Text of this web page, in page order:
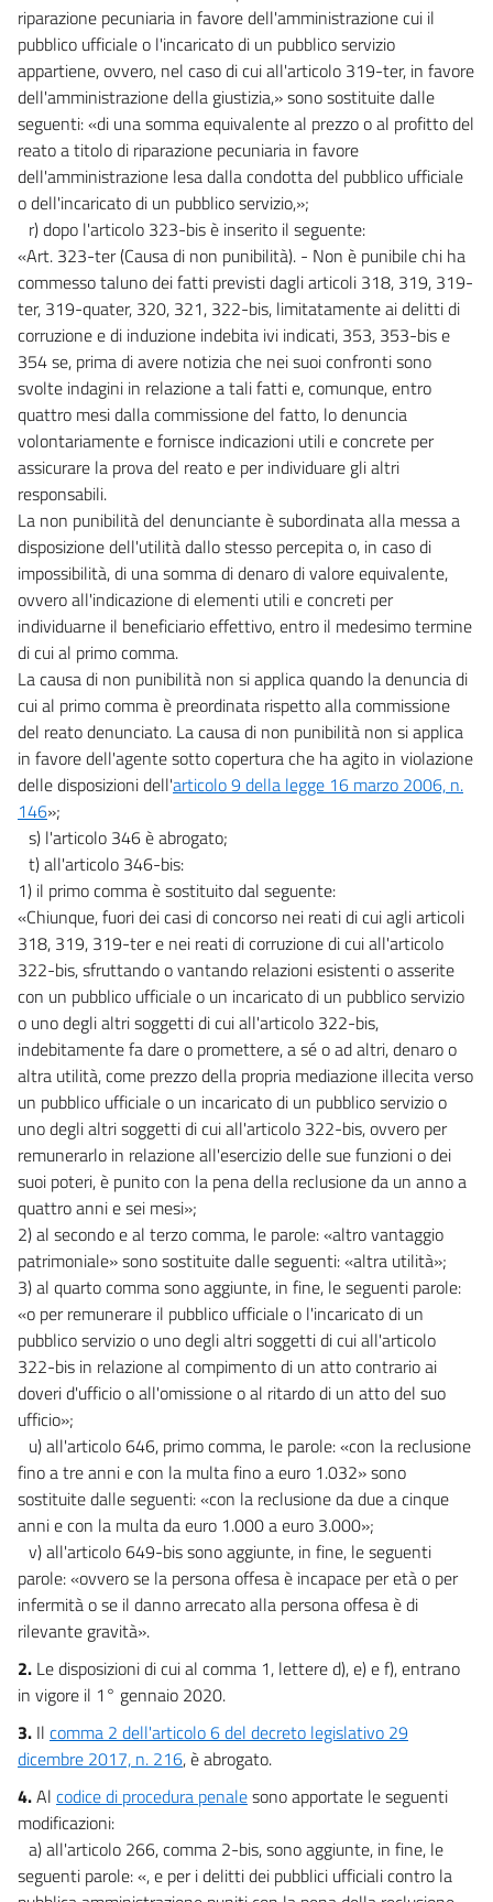
riparazione pecuniaria in favore dell'amministrazione cui il
pubblico ufficiale o l'incaricato di un pubblico servizio
appartiene, ovvero, nel caso di cui all'articolo 319-ter, in favore
dell'amministrazione della giustizia,» sono sostituite dalle
seguenti: «di una somma equivalente al prezzo o al profitto del
reato a titolo di riparazione pecuniaria in favore
dell'amministrazione lesa dalla condotta del pubblico ufficiale
o dell'incaricato di un pubblico servizio,»;
r) dopo l'articolo 323-bis è inserito il seguente:
«Art. 323-ter (Causa di non punibilità). - Non è punibile chi ha
commesso taluno dei fatti previsti dagli articoli 318, 319, 319-
ter, 319-quater, 320, 321, 322-bis, limitatamente ai delitti di
corruzione e di induzione indebita ivi indicati, 353, 353-bis e
354 se, prima di avere notizia che nei suoi confronti sono
svolte indagini in relazione a tali fatti e, comunque, entro
quattro mesi dalla commissione del fatto, lo denuncia
volontariamente e fornisce indicazioni utili e concrete per
assicurare la prova del reato e per individuare gli altri
responsabili.
La non punibilità del denunciante è subordinata alla messa a
disposizione dell'utilità dallo stesso percepita o, in caso di
impossibilità, di una somma di denaro di valore equivalente,
ovvero all'indicazione di elementi utili e concreti per
individuarne il beneficiario effettivo, entro il medesimo termine
di cui al primo comma.
La causa di non punibilità non si applica quando la denuncia di
cui al primo comma è preordinata rispetto alla commissione
del reato denunciato. La causa di non punibilità non si applica
in favore dell'agente sotto copertura che ha agito in violazione
delle disposizioni dell'articolo 9 della legge 16 marzo 2006, n.
146»;
s) l'articolo 346 è abrogato;
t) all'articolo 346-bis:
1) il primo comma è sostituito dal seguente:
«Chiunque, fuori dei casi di concorso nei reati di cui agli articoli
318, 319, 319-ter e nei reati di corruzione di cui all'articolo
322-bis, sfruttando o vantando relazioni esistenti o asserite
con un pubblico ufficiale o un incaricato di un pubblico servizio
o uno degli altri soggetti di cui all'articolo 322-bis,
indebitamente fa dare o promettere, a sé o ad altri, denaro o
altra utilità, come prezzo della propria mediazione illecita verso
un pubblico ufficiale o un incaricato di un pubblico servizio o
uno degli altri soggetti di cui all'articolo 322-bis, ovvero per
remunerarlo in relazione all'esercizio delle sue funzioni o dei
suoi poteri, è punito con la pena della reclusione da un anno a
quattro anni e sei mesi»;
2) al secondo e al terzo comma, le parole: «altro vantaggio
patrimoniale» sono sostituite dalle seguenti: «altra utilità»;
3) al quarto comma sono aggiunte, in fine, le seguenti parole:
«o per remunerare il pubblico ufficiale o l'incaricato di un
pubblico servizio o uno degli altri soggetti di cui all'articolo
322-bis in relazione al compimento di un atto contrario ai
doveri d'ufficio o all'omissione o al ritardo di un atto del suo
ufficio»;
u) all'articolo 646, primo comma, le parole: «con la reclusione
fino a tre anni e con la multa fino a euro 1.032» sono
sostituite dalle seguenti: «con la reclusione da due a cinque
anni e con la multa da euro 1.000 a euro 3.000»;
v) all'articolo 649-bis sono aggiunte, in fine, le seguenti
parole: «ovvero se la persona offesa è incapace per età o per
infermità o se il danno arrecato alla persona offesa è di
rilevante gravità».
2. Le disposizioni di cui al comma 1, lettere d), e) e f), entrano
in vigore il 1° gennaio 2020.
3. Il comma 2 dell'articolo 6 del decreto legislativo 29
dicembre 2017, n. 216, è abrogato.
4.Al codice di procedura penalesono apportate le seguenti
modificazioni:
a) all'articolo 266, comma 2-bis, sono aggiunte, in fine, le
seguenti parole: «, e per i delitti dei pubblici ufficiali contro la